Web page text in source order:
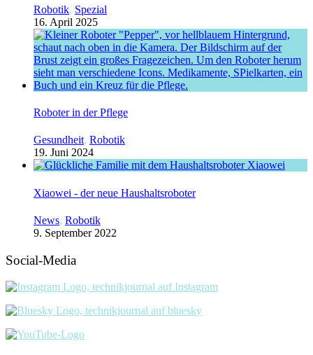
Robotik, Spezial
16. April 2025
Roboter in der Pflege
Gesundheit, Robotik
19. Juni 2024
Xiaowei - der neue Haushaltsroboter
News, Robotik
9. September 2022
Social-Media